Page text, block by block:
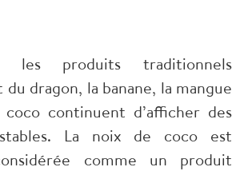
les produits traditionnels
dragon, la banane, la mangue
continuent d’afficher des
La noix de coco est
comme un produit